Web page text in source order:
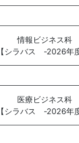
情報ビジネス科
【シラバス -2026年
医療ビジネス科
【シラバス -2026年